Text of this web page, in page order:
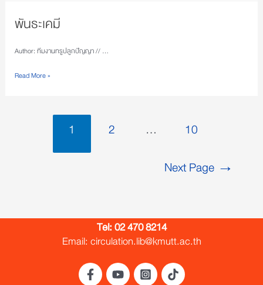
พันธะเคมี
Author: ทีมงานทรูปลูกปัญญา // …
Read More »
2 … 10
Next Page →
Tel: 02 470 8214
Email: circulation.lib@kmutt.ac.th